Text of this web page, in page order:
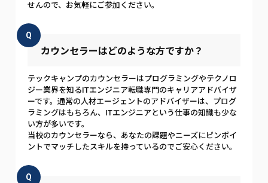
せんので、お気軽にご参加ください。
Q
カウンセラーはどのような方ですか？
テックキャンプのカウンセラーはプログラミングやテクノロ
ジー業界を知るITエンジニア転職専門のキャリアアドバイザ
ーです。通常の人材エージェントのアドバイザーは、プログ
ラミングはもちろん、ITエンジニアという仕事の知識も少な
い方が多いです。
当校のカウンセラーなら、あなたの課題やニーズにピンポイ
ントでマッチしたスキルを持っているのでご安心ください。
Q